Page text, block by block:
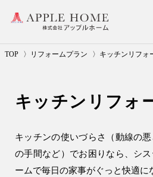
TOP リフォームプラン キッチンリフォ
キッチンリフォ
キッチンの使いづらさ（動線の
の手間など）でお困りなら、シ
ームで毎日の家事がぐっと快適に
事業紹介（注文住宅）
住宅事業
注文住宅